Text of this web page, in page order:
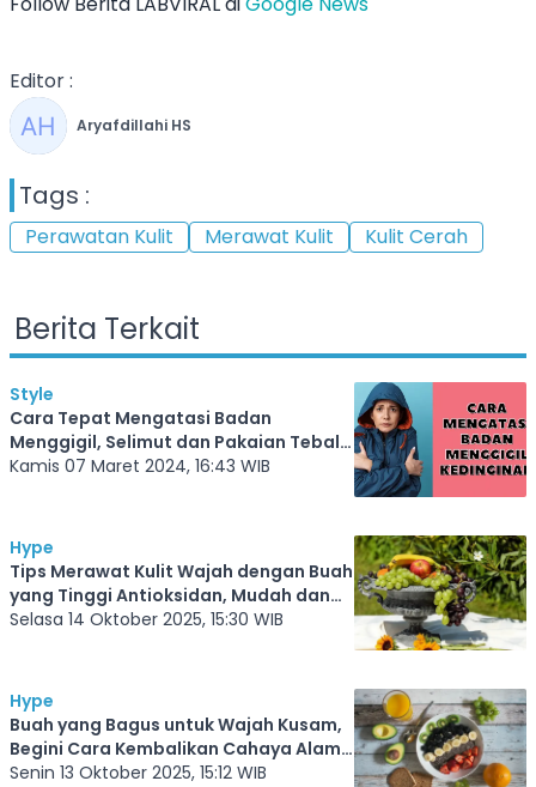
Editor :
Aryafdillahi HS
Tags :
Perawatan Kulit Merawat Kulit Kulit Cerah
Berita Terkait
Style
Cara Tepat Mengatasi Badan
Menggigil, Selimut dan Pakaian Tebal
Tidak Selalu Tepat
Kamis 07 Maret 2024, 16:43 WIB
Hype
Tips Merawat Kulit Wajah dengan Buah
yang Tinggi Antioksidan, Mudah dan
Murah, Glowing Alami
Selasa 14 Oktober 2025, 15:30 WIB
Hype
Buah yang Bagus untuk Wajah Kusam,
Begini Cara Kembalikan Cahaya Alami
Kulitmu
Senin 13 Oktober 2025, 15:12 WIB